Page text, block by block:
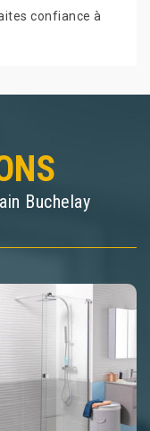
confiance à
Buchelay